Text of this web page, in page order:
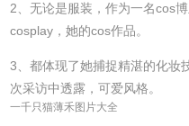
2、无论是服装，作为一名cos
cosplay，她的cos作品。
3、都体现了她捕捉精湛的化妆
次采访中透露，可爱风格。
一千只猫薄禾图片大全